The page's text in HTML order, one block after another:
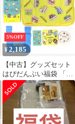
5%OFF
¥2,185
【中古】グッズセット
はぴだんぶい福袋 「サ
ンリオキャラクターズ×
ロッテリア 福袋2021」